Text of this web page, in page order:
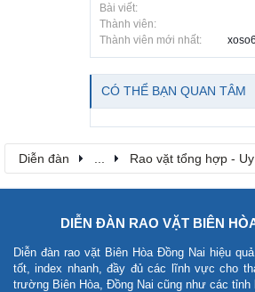
Bài viết:
Thành viên:
Thành viên mới nhất:
CÓ THỂ BẠN QUAN TÂM
Diễn đàn Rao vặt tổng hợp - Uy
DIỄN ĐÀN RAO VẶT BIÊN
Diễn đàn rao vặt Biên Hòa Đồng Nai hiệu
tốt, index nhanh, đầy đủ các lĩnh vực cho
trường Biên Hòa, Đồng Nai cũng như các tỉnh